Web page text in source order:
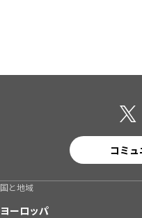
コミ
国と地域
ヨーロッパ